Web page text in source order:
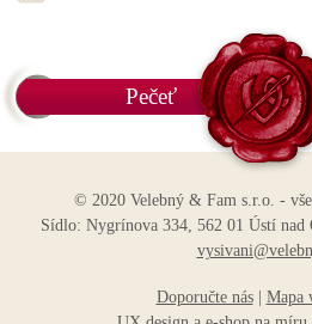
Pečeť
© 2020 Velebný & Fam s.r.o. -
Sídlo: Nygrínova 334, 562 01 Ústí nad
Doporučte nás| Mapa